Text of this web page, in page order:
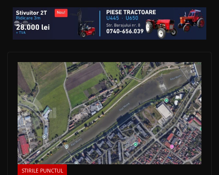
STIRILE PUNCTUL